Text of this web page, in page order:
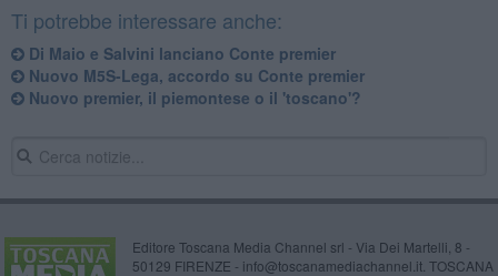
Ti potrebbe interessare anche:
Di Maio e Salvini lanciano Conte premier
Nuovo M5S-Lega, accordo su Conte premier
Nuovo premier, il piemontese o il 'toscano'?
Editore Toscana Media Channel srl - Via Dei Martelli, 8 -
50129 FIRENZE - info@toscanamediachannel.it. TOSCANA